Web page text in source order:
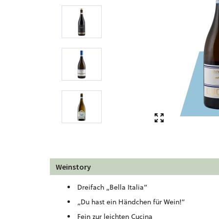
Weinstory
Dreifach „Bella Italia“
„Du hast ein Händchen für Wein!“
Fein zur leichten Cucina